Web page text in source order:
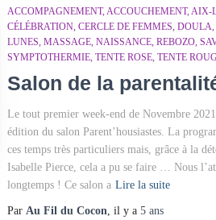
ACCOMPAGNEMENT ACCOUCHEMENT AIX-
CÉLÉBRATION CERCLE DE FEMMES DOULA
LUNES MASSAGE NAISSANCE REBOZO
SYMPTOTHERMIE TENTE ROSE TENTE
Salon de la
Le tout premier week-end de Novembre
édition du salon Parent’housiastes. La
ces temps très particuliers mais, grâce à la
Isabelle Pierce, cela a pu se faire … Nous
longtemps ! Ce salon a Lire la suite
Par Au Fil du Cocon, il y a 5 ans